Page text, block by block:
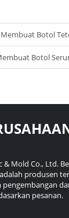
Botol Tetes Plastik Ideal
Botol Serum
& Mold Co., Ltd.
produsen
pesanan.